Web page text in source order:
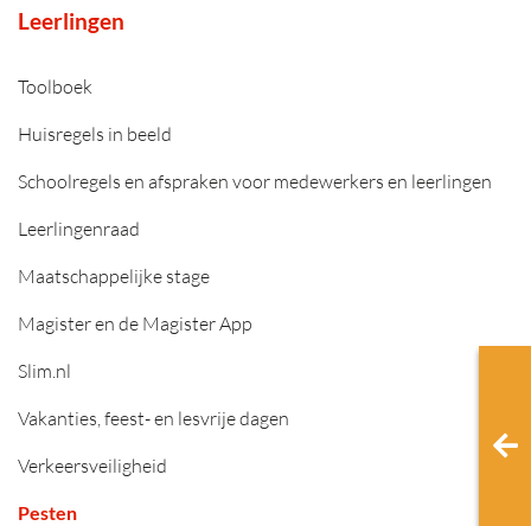
Leerlingen
Toolboek
Huisregels in beeld
Schoolregels en afspraken voor medewerkers en leerlingen
Leerlingenraad
Maatschappelijke stage
Magister en de Magister App
Slim.nl
Vakanties, feest- en lesvrije dagen
Verkeersveiligheid
Pesten